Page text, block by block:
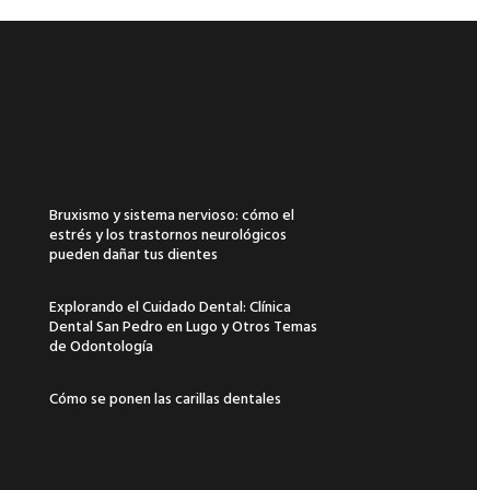
Bruxismo y sistema nervioso: cómo el
estrés y los trastornos neurológicos
pueden dañar tus dientes
Explorando el Cuidado Dental: Clínica
Dental San Pedro en Lugo y Otros Temas
de Odontología
Cómo se ponen las carillas dentales